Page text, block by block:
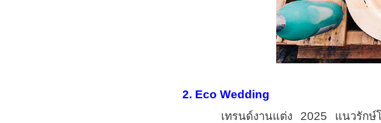
2. Eco Wedding
เทรนด์งานแต่ง 2025 แนวรักษ์โลกก็